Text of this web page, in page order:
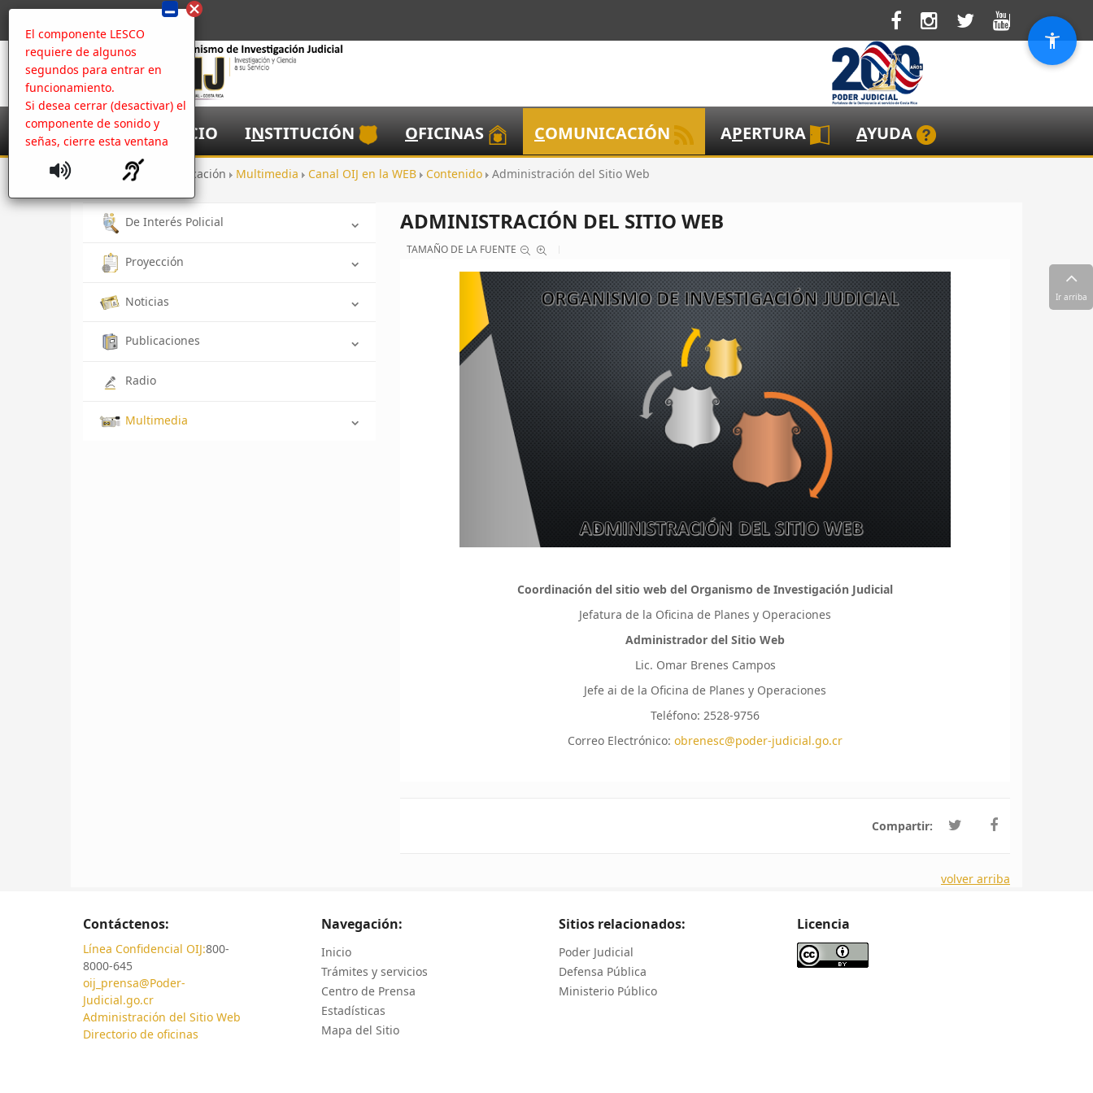
El componente LESCO
requiere de algunos
segundos para entrar en
funcionamiento.
Si desea cerrar (desactivar) el
componente de sonido y
señas, cierre esta ventana
NICIO INSTITUCIÓN OFICINAS COMUNICACIÓN APERTURA AYUDA
Inicio Comunicación Multimedia Canal OIJ en la WEB Contenido Administración del Sitio Web
De Interés Policial
Proyección
Noticias
Publicaciones
Radio
Multimedia
ADMINISTRACIÓN DEL SITIO WEB
TAMAÑO DE LA FUENTE
Coordinación del sitio web del Organismo de Investigación Judicial
Jefatura de la Oficina de Planes y Operaciones
Administrador del Sitio Web
Lic. Omar Brenes Campos
Jefe ai de la Oficina de Planes y Operaciones
Teléfono: 2528-9756
Correo Electrónico: obrenesc@poder-judicial.go.cr
Compartir:
volver arriba
Contáctenos:
Línea Confidencial OIJ:800-
8000-645
oij_prensa@Poder-
Judicial.go.cr
Administración del Sitio Web
Directorio de oficinas
Navegación:
Inicio
Trámites y servicios
Centro de Prensa
Estadísticas
Mapa del Sitio
Sitios relacionados:
Poder Judicial
Defensa Pública
Ministerio Público
Licencia
Ir arriba